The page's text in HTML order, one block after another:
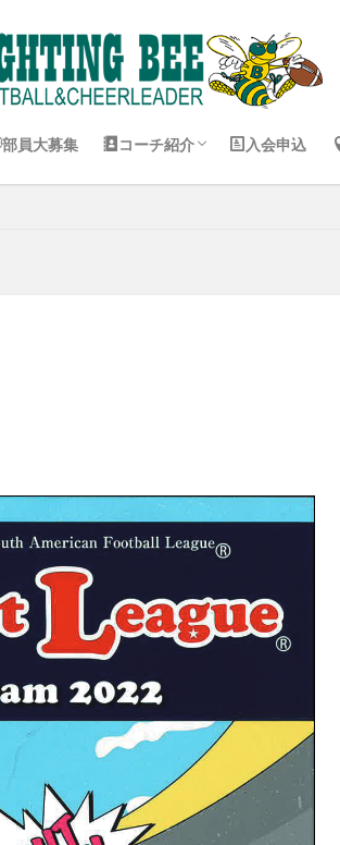
部員大募集 コーチ紹介
コーチ紹介 Jr. Pee Wee
コーチ紹介 Pee Wee
コーチ紹介 バンタム
コーチ紹介 チア
入会申込